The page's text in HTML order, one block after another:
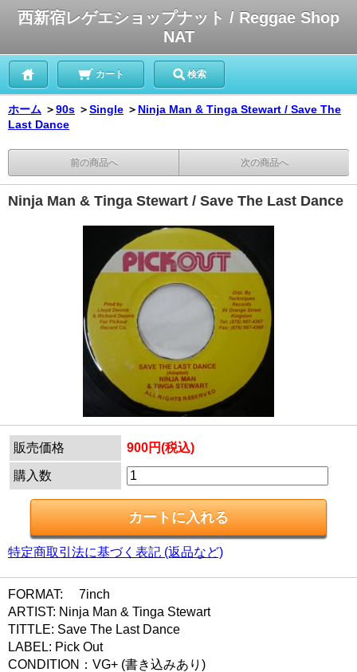
西新宿レゲエショップナット / Reggae Shop
NAT
カート 検索
ホーム ＞90s ＞Single ＞ Ninja Man & Tinga Stewart / Save The
Last Dance
前の商品へ 次の商品へ
Ninja Man & Tinga Stewart / Save The Last Dance
販売価格 900円(税込)
購入数
特定商取引法に基づく表記 (返品など)
FORMAT: 7inch
ARTIST: Ninja Man & Tinga Stewart
TITTLE: Save The Last Dance
LABEL: Pick Out
CONDITION：VG+ (書き込みあり)